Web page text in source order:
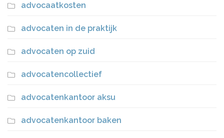
advocaatkosten
advocaten in de praktijk
advocaten op zuid
advocatencollectief
advocatenkantoor aksu
advocatenkantoor baken